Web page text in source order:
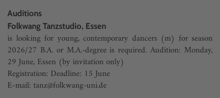
Auditions
Folkwang Tanzstudio, Essen
is looking for young, contemporary dancers (m) for season
2026/27 B.A. or M.A.-degree is required. Audition: Monday,
29 June, Essen (by invitation only)
Registration: Deadline: 15 June
E-mail: tanz@folkwang-uni.de